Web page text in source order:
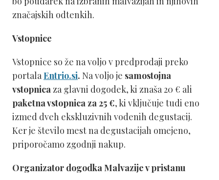
značajskih odtenkih.
Vstopnice
Vstopnice so že na voljo v predprodaji preko
portala Entrio.si. Na voljo je samostojna
vstopnica za glavni dogodek, ki znaša 20 € ali
paketna vstopnica za 25 €, ki vključuje tudi eno
izmed dveh ekskluzivnih vodenih degustacij.
Ker je število mest na degustacijah omejeno,
priporočamo zgodnji nakup.
Organizator dogodka Malvazije v pristanu